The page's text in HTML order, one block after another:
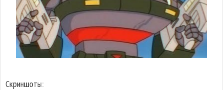
Скриншоты: